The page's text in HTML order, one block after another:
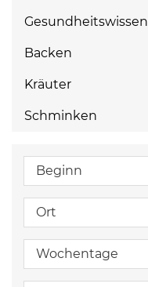
Gesundheitswissen
Backen
Kräuter
Schminken
Beginn
Ort
Wochentage